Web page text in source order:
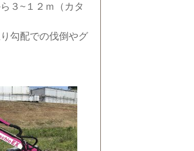
３~１２ｍ（カタ
勾配での伐倒やグ